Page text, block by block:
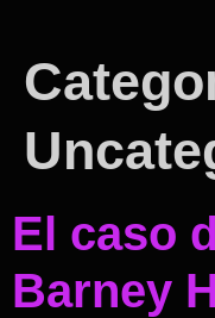
El caso
Barney